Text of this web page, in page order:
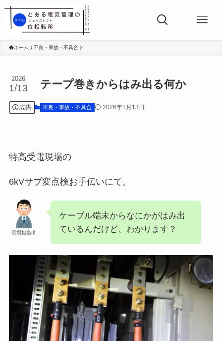
ホーム 不良・事故・不具合
テープ巻きからはみ出る何か
2026
1/13
広告 不良・事故・不具合 2026年1月13日
特高受電現場の
6kVサブ変点検お手伝いにて。
現場担当者
ケーブル端末からなにかがはみ出
ているんだけど、わかります？